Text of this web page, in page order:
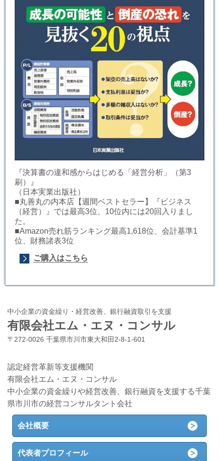
『決算書の違和感からはじめる「経営分析」（第3
刷）』
（日本実業出版社）
■丸善丸の内本店【週間ベストセラー】『ビジネス
（経営）』では最高3位、10位内には20回入りまし
た。
■Amazon売れ筋ランキング最高1,618位、会計基準1
位、財務諸表3位
ご購入はこちら
中小企業の資金繰り・経営改善、銀行融資取引を支援
有限会社エム・エヌ・コンサル
〒272-0026 千葉県市川市東大和田2-8-1-601
認定経営革新等支援機関
有限会社エム・エヌ・コンサル
中小企業の資金繰りや経営改善、銀行融資を支援する千葉
県市川市の経営コンサルタント会社
会社概要
代表者プロフィール